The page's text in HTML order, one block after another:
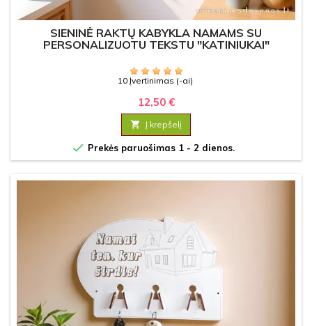
SIENINĖ RAKTŲ KABYKLA NAMAMS SU
PERSONALIZUOTU TEKSTU "KATINIUKAI"
10 Įvertinimas (-ai)
12,50 €
 Į krepšelį
 Prekės paruošimas 1 - 2 dienos.